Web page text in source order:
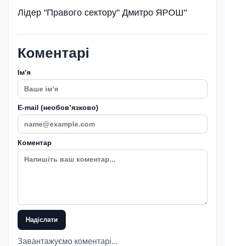
Лідер "Правого сектору" Дмитро ЯРОШ"
Коментарі
Імʼя
E-mail (необовʼязково)
Коментар
Надіслати
Завантажуємо коментарі...